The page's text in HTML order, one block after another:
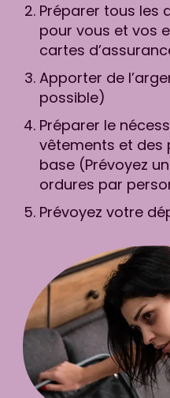
Préparer tous les
pour vous et vos
cartes
Apporter de
possible)
Préparer le
vêtements et des
base (Prévoyez
ordures par
Prévoyez votre